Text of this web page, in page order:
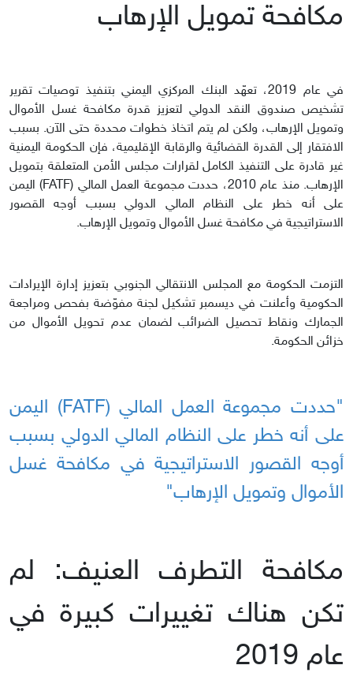
مكافحة تمويل الإرهاب
في عام 2019، تعهّد البنك المركزي اليمني بتنفيذ توصيات تقرير
تشخيص صندوق النقد الدولي لتعزيز قدرة مكافحة غسل الأموال
وتمويل الإرهاب، ولكن لم يتم اتخاذ خطوات محددة حتى الآن. بسبب
الافتقار إلى القدرة القضائية والرقابة الإقليمية، فإن الحكومة اليمنية
غير قادرة على التنفيذ الكامل لقرارات مجلس الأمن المتعلقة بتمويل
الإرهاب. منذ عام 2010، حددت مجموعة العمل المالي (FATF) اليمن
على أنه خطر على النظام المالي الدولي بسبب أوجه القصور
الاستراتيجية في مكافحة غسل الأموال وتمويل الإرهاب.
التزمت الحكومة مع المجلس الانتقالي الجنوبي بتعزيز إدارة الإيرادات
الحكومية وأعلنت في ديسمبر تشكيل لجنة مفوّضة بفحص ومراجعة
الجمارك ونقاط تحصيل الضرائب لضمان عدم تحويل الأموال من
خزائن الحكومة.
"حددت مجموعة العمل المالي (FATF) اليمن
على أنه خطر على النظام المالي الدولي بسبب
أوجه القصور الاستراتيجية في مكافحة غسل
الأموال وتمويل الإرهاب"
مكافحة التطرف العنيف: لم
تكن هناك تغييرات كبيرة في
عام 2019